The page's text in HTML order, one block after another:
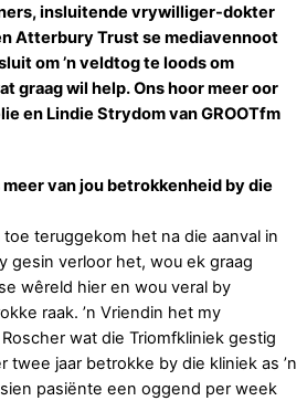
insluitende vrywilliger-dokter
Atterbury Trust se mediavennoot
om ’n veldtog te loods om
graag wil help. Ons hoor meer oor
en Lindie Strydom van GROOTfm
van jou betrokkenheid by die
teruggekom het na die aanval in
gesin verloor het, wou ek graag
wêreld hier en wou veral by
raak. ’n Vriendin het my
wat die Triomfkliniek gestig
twee jaar betrokke by die kliniek as ’n
pasiënte een oggend per week